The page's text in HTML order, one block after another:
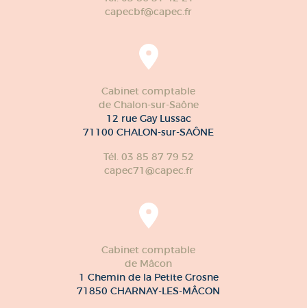
capecbf@capec.fr
Cabinet comptable
de Chalon-sur-Saône
12 rue Gay Lussac
71100 CHALON-sur-SAÔNE
Tél. 03 85 87 79 52
capec71@capec.fr
Cabinet comptable
de Mâcon
1 Chemin de la Petite Grosne
71850 CHARNAY-LES-MÂCON